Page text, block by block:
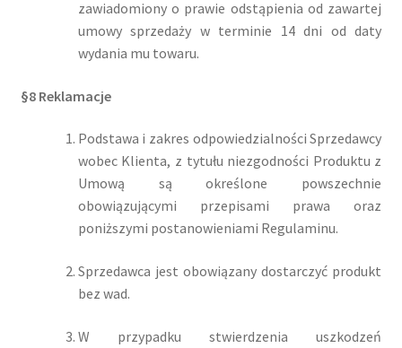
zawiadomiony o prawie odstąpienia od zawartej
umowy sprzedaży w terminie 14 dni od daty
wydania mu towaru.
§8 Reklamacje
Podstawa i zakres odpowiedzialności Sprzedawcy
wobec Klienta, z tytułu niezgodności Produktu z
Umową są określone powszechnie
obowiązującymi przepisami prawa oraz
poniższymi postanowieniami Regulaminu.
Sprzedawca jest obowiązany dostarczyć produkt
bez wad.
W przypadku stwierdzenia uszkodzeń